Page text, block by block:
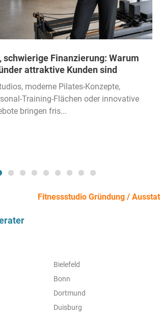
schwierige Finanzierung: Warum
attraktive Kunden sind
moderne Pilates-Konzepte,
Training-Flächen oder innovative
bringen fris...
Fitnessstudio Gründung /
Bielefeld
Bonn
Dortmund
Duisburg